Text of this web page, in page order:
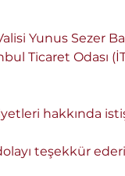
Yunus Sezer
Ticaret Odası
hakkında
teşekkür